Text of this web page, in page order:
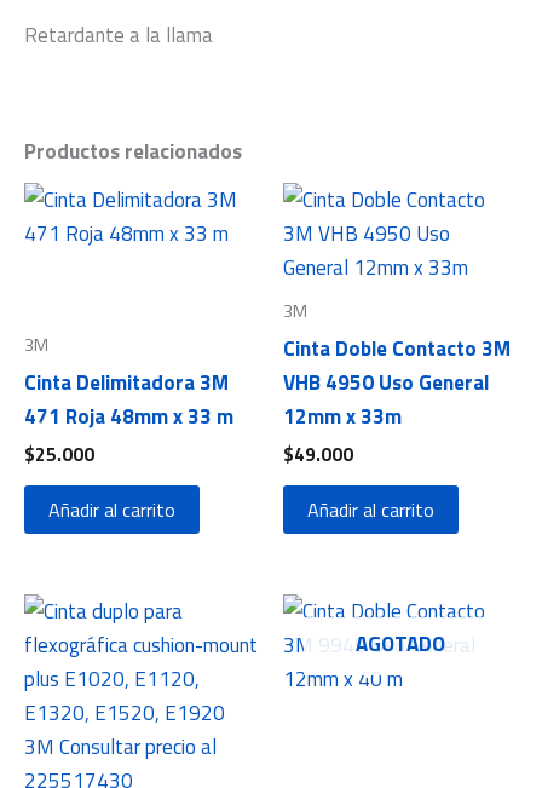
Retardante a la llama
Productos relacionados
3M
Cinta Delimitadora 3M
471 Roja 48mm x 33 m
$25.000
Añadir al carrito
3M
Cinta Doble Contacto 3M
VHB 4950 Uso General
12mm x 33m
$49.000
Añadir al carrito
AGOTADO